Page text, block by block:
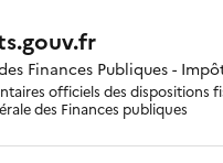
Finances Publiques -
officiels des dispositions
des Finances publiques